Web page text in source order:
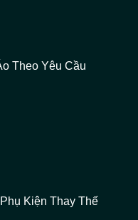
Theo Yêu Cầu
Kiện Thay Thế